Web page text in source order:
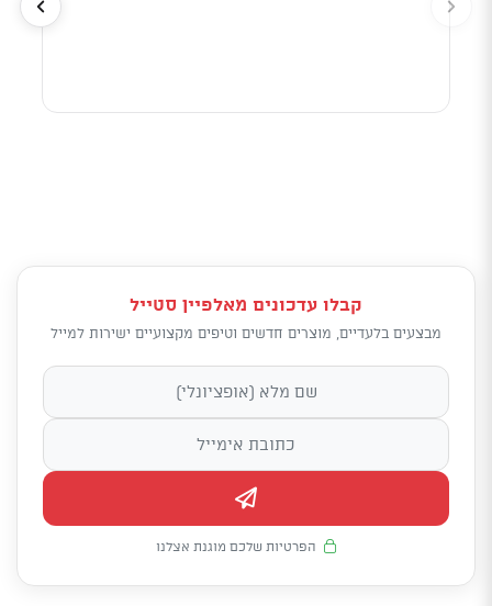
קבלו עדכונים מאלפיין סטייל
מבצעים בלעדיים, מוצרים חדשים וטיפים מקצועיים ישירות למייל
הפרטיות שלכם מוגנת אצלנו